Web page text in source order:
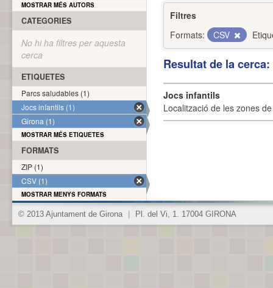
Filtres
Formats:
CSV
Resultat de la
Jocs infantils
Localització de les zones
MOSTRAR MÉS AUTORS
CATEGORIES
No hi ha filtres per aquesta
cerca
ETIQUETES
Parcs saludables (1)
Jocs infantils (1)
Girona (1)
MOSTRAR MÉS ETIQUETES
FORMATS
ZIP (1)
CSV (1)
MOSTRAR MENYS FORMATS
© 2013 Ajuntament de Girona Pl. del Vi, 1. 17004 GIRONA